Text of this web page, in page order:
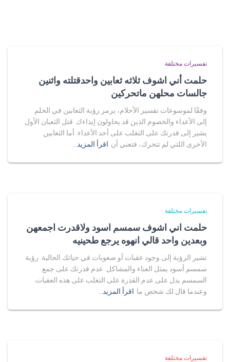
تفسيرات مختلفة
حلمت أني اشوف ثلاثه ثعابين واحدقتلته واثنين
جالسات محلهن ماتحركين
وفقًا لموسوعات تفسير الأحلام، يرمز رؤية الثعابين في الحلم
إلى الأعداء والخصوم الذين قد يحاولون إيذاءك. قتل الثعبان الأول
يشير إلى قدرتك على التغلب على أحد الأعداء. أما الثعابين
الأخرى اللتي لم تتحرك، فتعني أن اقرأ المزيد…
تفسيرات مختلفة
حلمت اني اشوف سمسم اسود ولاقدرت اجمعهن
وبعدين واحد قالي انهوه يرجع طحينيه
تشير الرؤية إلى وجود عقبات أو صعوبات في حياتك الحالية. رؤية
سمسم أسود يمثل العناء والمشاكل. عدم قدرتك على جمع
السمسم يدل على عدم القدرة على التغلب على هذه العقبات.
وعندما قال لك شخص ما اقرأ المزيد…
تفسيرات مختلفة